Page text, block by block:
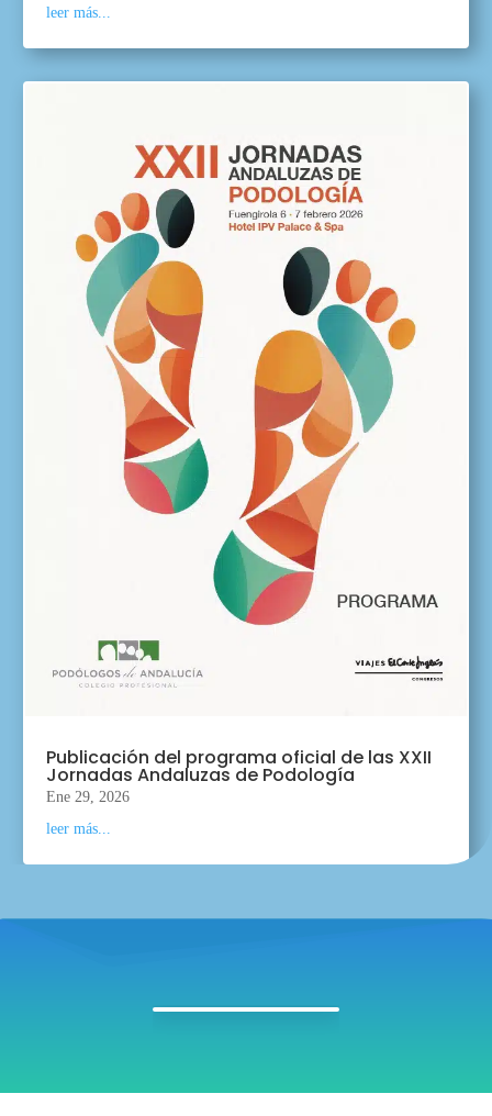
leer más...
Publicación del programa oficial de las XXII
Jornadas Andaluzas de Podología
Ene 29, 2026
leer más...